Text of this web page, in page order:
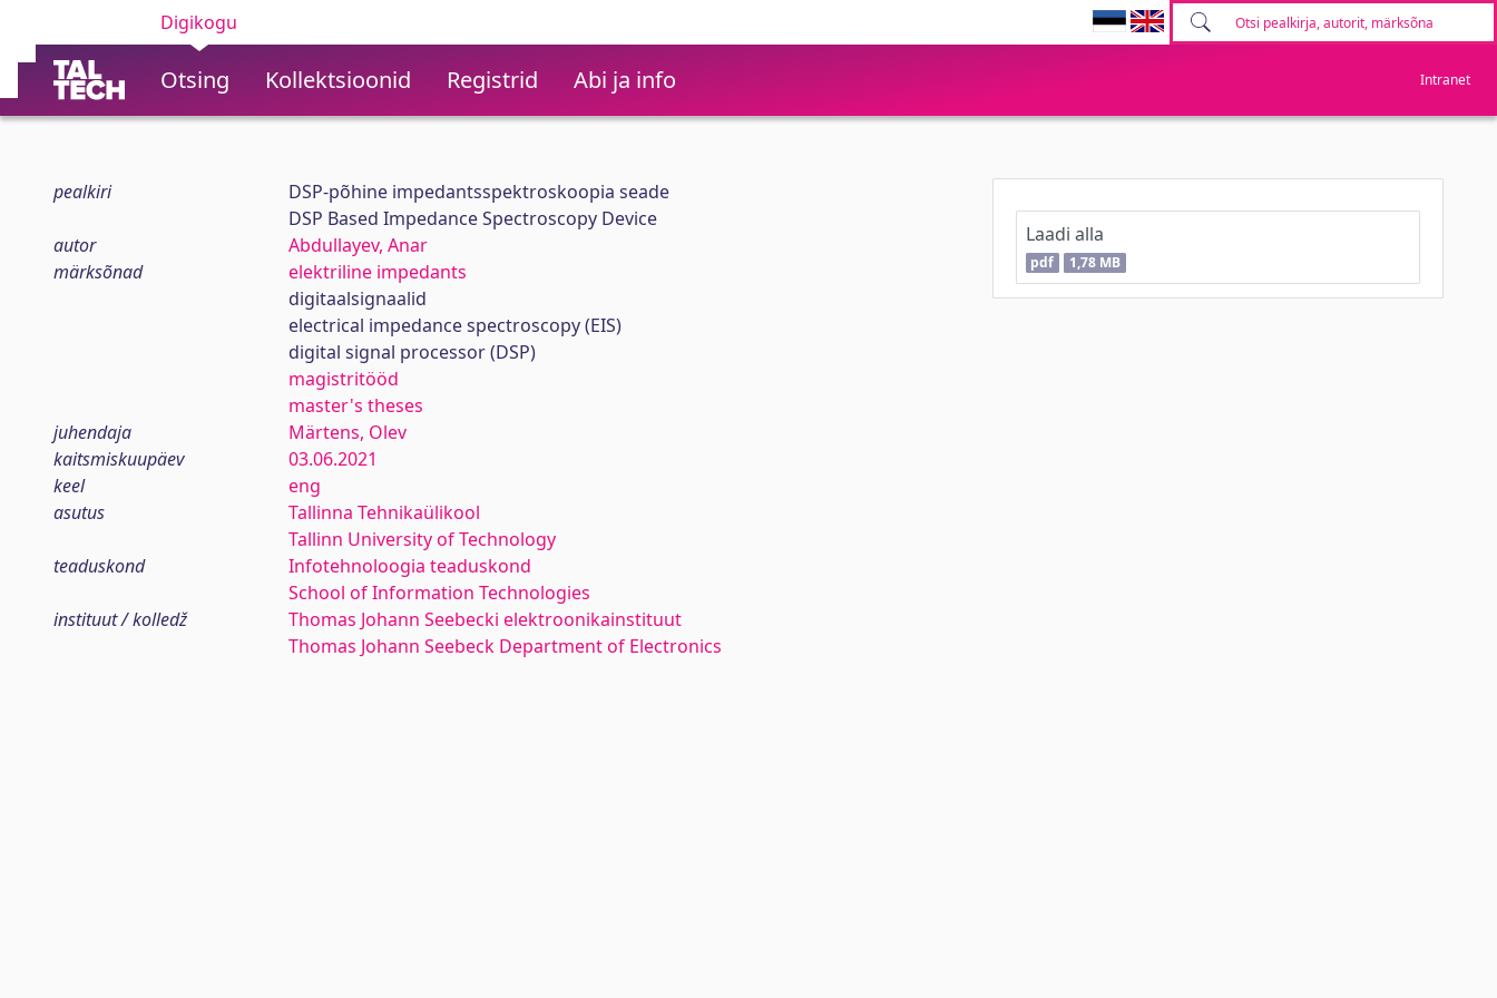
Digikogu
Otsing Kollektsioonid Registrid Abi ja info Intranet
pealkiri
DSP-põhine impedantsspektroskoopia seade
DSP Based Impedance Spectroscopy Device
autor
Abdullayev, Anar
märksõnad
elektriline impedants
digitaalsignaalid
electrical impedance spectroscopy (EIS)
digital signal processor (DSP)
magistritööd
master's theses
juhendaja
Märtens, Olev
kaitsmiskuupäev
03.06.2021
keel
eng
asutus
Tallinna Tehnikaülikool
Tallinn University of Technology
teaduskond
Infotehnoloogia teaduskond
School of Information Technologies
instituut / kolledž
Thomas Johann Seebecki elektroonikainstituut
Thomas Johann Seebeck Department of Electronics
Laadi alla
pdf 1,78 MB